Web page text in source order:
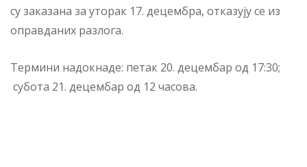
су заказана за уторак 17. децембра, отказују се из
оправданих разлога.
Термини надокнаде: петак 20. децембар од 17:30;
субота 21. децембар од 12 часова.